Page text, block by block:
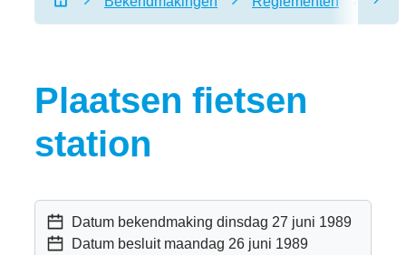
Startpagina
Plaatsen fietsen
station
Datum bekendmaking dinsdag 27 juni 1989
Datum besluitmaandag 26 juni 1989